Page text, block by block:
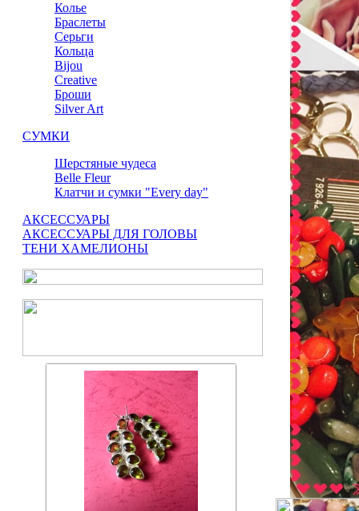
Колье
Браслеты
Серьги
Кольца
Bijou
Сreative
Броши
Silver Art
СУМКИ
Шерстяные чудеса
Belle Fleur
Клатчи и сумки "Every day"
АКСЕССУАРЫ
АКСЕССУАРЫ ДЛЯ ГОЛОВЫ
ТЕНИ ХАМЕЛИОНЫ